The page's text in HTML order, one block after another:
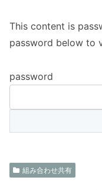
This content is
password below to
password
組み合わせ共有